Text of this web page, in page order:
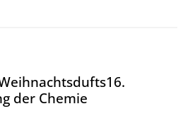
der Chemie